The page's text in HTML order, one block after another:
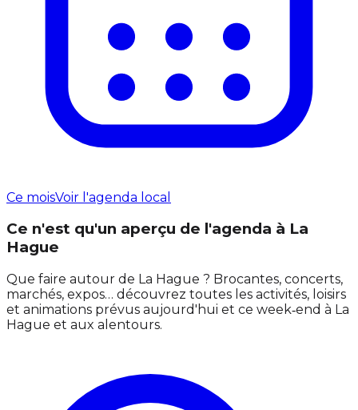
Ce moisVoir l'agenda local
Ce n'est qu'un aperçu de l'agenda à La
Hague
Que faire autour de La Hague ? Brocantes, concerts,
marchés, expos… découvrez toutes les activités, loisirs
et animations prévus aujourd'hui et ce week‑end à La
Hague et aux alentours.